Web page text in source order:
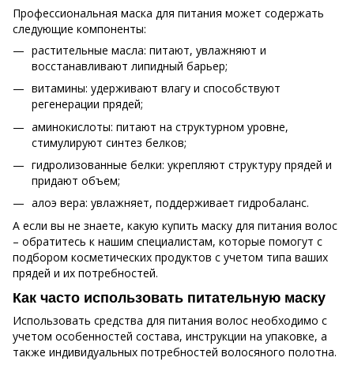
Профессиональная маска для питания может содержать
следующие компоненты:
растительные масла: питают, увлажняют и
восстанавливают липидный барьер;
витамины: удерживают влагу и способствуют
регенерации прядей;
аминокислоты: питают на структурном уровне,
стимулируют синтез белков;
гидролизованные белки: укрепляют структуру прядей и
придают объем;
алоэ вера: увлажняет, поддерживает гидробаланс.
А если вы не знаете, какую купить маску для питания волос
– обратитесь к нашим специалистам, которые помогут с
подбором косметических продуктов с учетом типа ваших
прядей и их потребностей.
Как часто использовать питательную маску
Использовать средства для питания волос необходимо с
учетом особенностей состава, инструкции на упаковке, а
также индивидуальных потребностей волосяного полотна.